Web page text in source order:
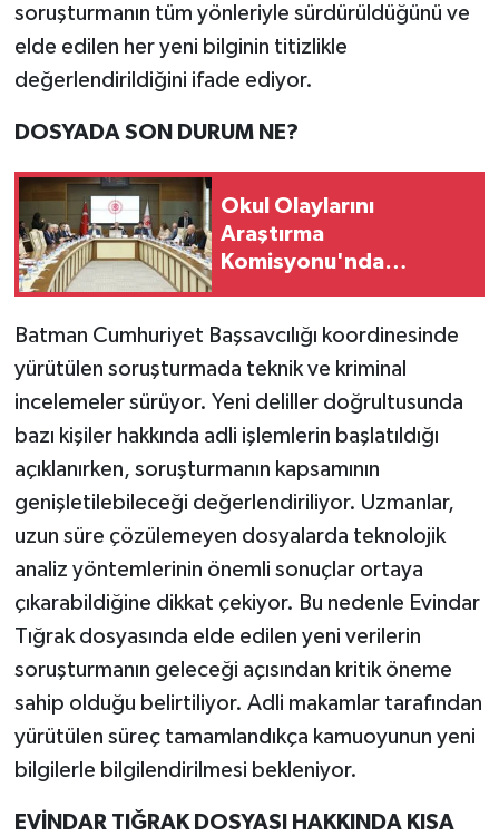
soruşturmanın tüm yönleriyle sürdürüldüğünü ve
elde edilen her yeni bilginin titizlikle
değerlendirildiğini ifade ediyor.
DOSYADA SON DURUM NE?
Okul Olaylarını
Araştırma
Komisyonu'nda
alındı
Batman Cumhuriyet Başsavcılığı koordinesinde
yürütülen soruşturmada teknik ve kriminal
incelemeler sürüyor. Yeni deliller doğrultusunda
bazı kişiler hakkında adli işlemlerin başlatıldığı
açıklanırken, soruşturmanın kapsamının
genişletilebileceği değerlendiriliyor. Uzmanlar,
uzun süre çözülemeyen dosyalarda teknolojik
analiz yöntemlerinin önemli sonuçlar ortaya
çıkarabildiğine dikkat çekiyor. Bu nedenle Evindar
Tığrak dosyasında elde edilen yeni verilerin
soruşturmanın geleceği açısından kritik öneme
sahip olduğu belirtiliyor. Adli makamlar tarafından
yürütülen süreç tamamlandıkça kamuoyunun yeni
bilgilerle bilgilendirilmesi bekleniyor.
EVİNDAR TIĞRAK DOSYASI HAKKINDA KISA